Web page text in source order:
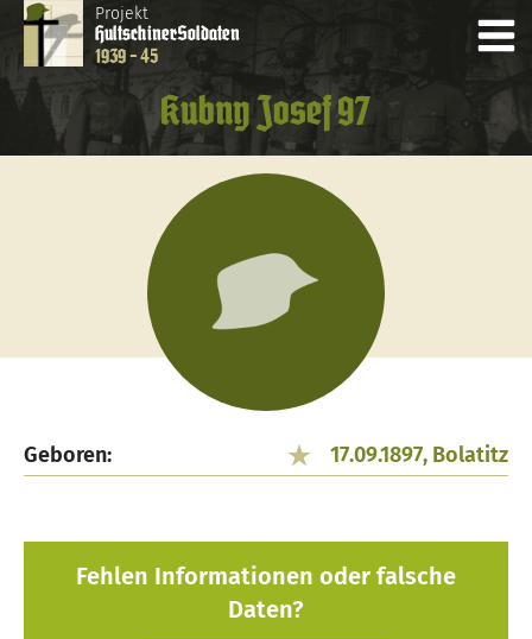
Projekt
HultschinerSoldaten
1939 - 45
Kubny Josef 97
Geboren: 17.09.1897, Bolatitz
Fehlen Informationen oder falsche
Daten?